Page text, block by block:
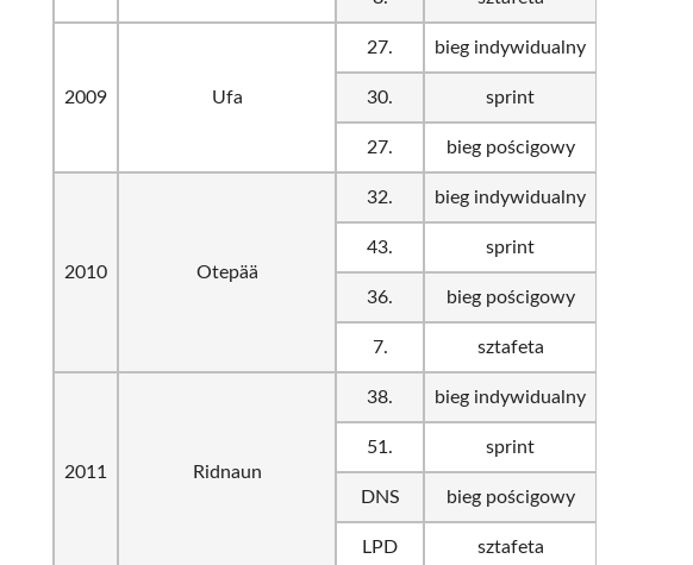
2009 Ufa
27. bieg indywidualny
30. sprint
27. bieg pościgowy
2010 Otepää
32. bieg indywidualny
43. sprint
36. bieg pościgowy
7. sztafeta
2011 Ridnaun
38. bieg indywidualny
51. sprint
DNS bieg pościgowy
LPD sztafeta